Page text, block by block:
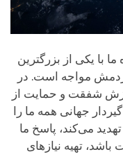
با یکی از بزرگترین
مواجه است. در
شفقت و حمایت از
جهانی همه ما را
می‌کند، پاسخ ما
تهیه نیازهای